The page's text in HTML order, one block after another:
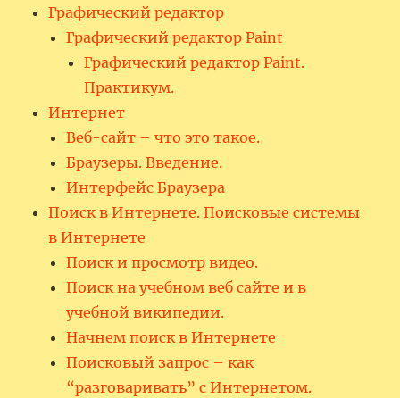
Графический редактор
Графический редактор Paint
Графический редактор Paint.
Практикум.
Интернет
Веб-сайт – что это такое.
Браузеры. Введение.
Интерфейс Браузера
Поиск в Интернете. Поисковые системы
в Интернете
Поиск и просмотр видео.
Поиск на учебном веб сайте и в
учебной википедии.
Начнем поиск в Интернете
Поисковый запрос – как
“разговаривать” с Интернетом.